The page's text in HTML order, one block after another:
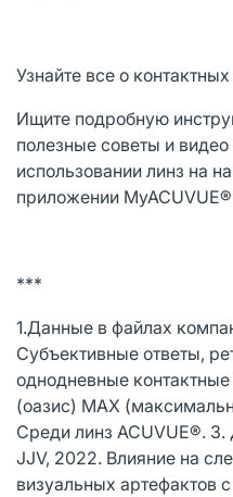
Узнайте все о
Ищите подробную
полезные советы и
использовании линз на
приложении
***
1.Данные в файлах
Субъективные ответы,
однодневные
(оазис) MAX
Среди линз ACUVUE®.
JJV, 2022. Влияние на
визуальных артефактов